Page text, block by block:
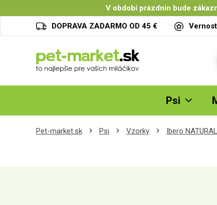
V období prázdnin bude
DOPRAVA ZADARMO OD 45 €
Psi
Pet-market.sk Psi Vzorky Ibero NATURAL